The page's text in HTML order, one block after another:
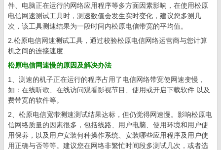
件、电脑正在运行的网络应用程序等多方面因素影响，在使用松原
电信网速测试工具时，测速数值会发生实时变化，建议您多测几
次，该工具测速结果为一段时间内松原电信带宽的平均值。
2.松原电信网速测试工具，通过校验松原电信网络运营商与您计算
机之间的连接速度.
松原电信网速慢的原因及解决办法
1、测速的机子正在运行的程序占用了电信网络带宽使网速变慢，
如：在线听歌、在线访问观看影视节目、使用或开启下载软件 以及
费带宽的软件等。
2、松原电信宽带测速测试结果达标，但仍觉得网速慢。影响松原电
信网络质量的因素很多，包括线路、用户电脑、使用环境和用户使
用保养，以及用户安装何种操作系统、安装哪些应用程序及用户使
用正确与否等等。建议您在网络非繁忙时间段多测试几次，或者选